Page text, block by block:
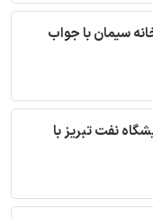
سیمان با جواب
نفت تبریز با